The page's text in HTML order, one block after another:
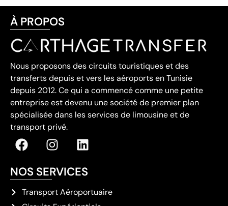
À PROPOS
Nous proposons des circuits touristiques et des
transferts depuis et vers les aéroports en Tunisie
depuis 2012. Ce qui a commencé comme une petite
entreprise est devenu une société de premier plan
spécialisée dans les services de limousine et de
transport privé.
NOS SERVICES
Transport Aéroportuaire